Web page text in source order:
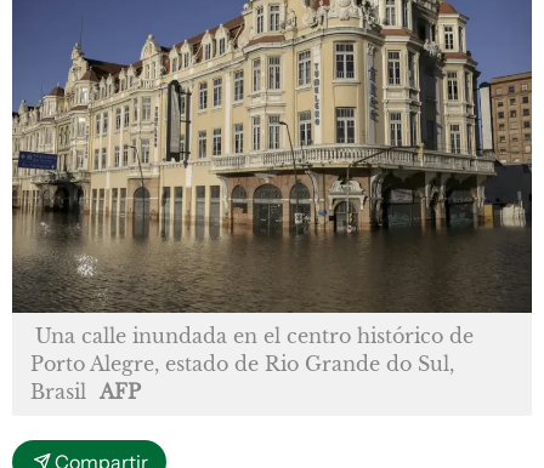
Una calle inundada en el centro histórico de
Porto Alegre, estado de Rio Grande do Sul,
Brasil AFP
Compartir